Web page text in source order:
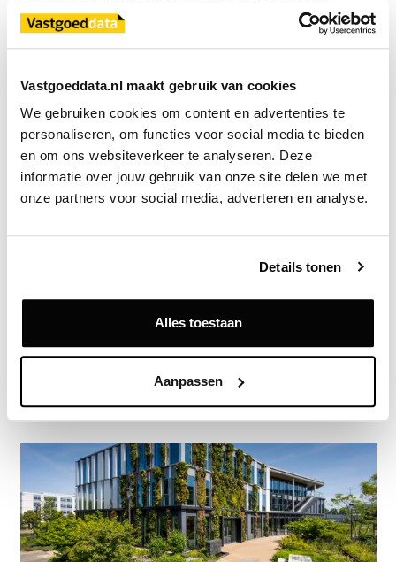
Vastgoeddata.nl maakt gebruik van cookies
We gebruiken cookies om content en advertenties te
personaliseren, om functies voor social media te bieden
en om ons websiteverkeer te analyseren. Deze
informatie over jouw gebruik van onze site delen we met
onze partners voor social media, adverteren en analyse.
Details tonen
Alles toestaan
Aanpassen
verlenging van de huurovereenkomst.
Circle Real Estate Management
Exclusief voor licentiehouders
Zie direct welke partijen en panden betrokken zijn bij dit nieuws.
Vastgoeddata.
Gerelateerde nieuwsberichten